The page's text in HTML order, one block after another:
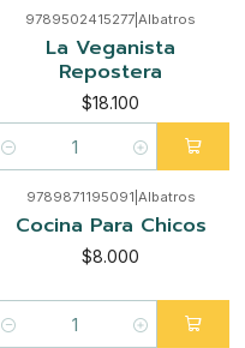
9789502415277 Albatros
La Veganista
Repostera
$18.100
Cantidad
9789871195091 Albatros
Cocina Para Chicos
$8.000
Cantidad